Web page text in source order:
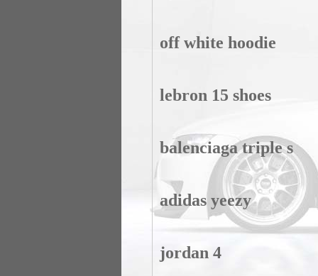
off white hoodie
lebron 15 shoes
balenciaga triple s
adidas yeezy
jordan 4